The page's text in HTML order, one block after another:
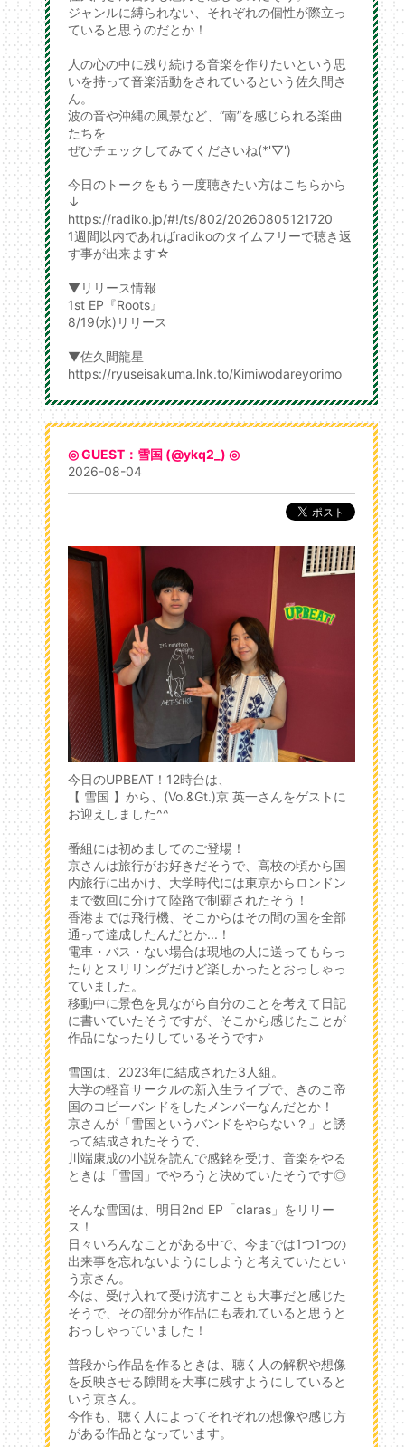
ジャンルに縛られない、それぞれの個性が際立っ
ていると思うのだとか！
人の心の中に残り続ける音楽を作りたいという思
いを持って音楽活動をされているという佐久間さ
ん。
波の音や沖縄の風景など、“南”を感じられる楽曲
たちを
ぜひチェックしてみてくださいね(*'▽')
今日のトークをもう一度聴きたい方はこちらから
↓
https://radiko.jp/#!/ts/802/20260805121720
1週間以内であればradikoのタイムフリーで聴き返
す事が出来ます☆
▼リリース情報
1st EP『Roots』
8/19(水)リリース
▼佐久間龍星
https://ryuseisakuma.lnk.to/Kimiwodareyorimo
◎ GUEST：雪国 (@ykq2_) ◎
2026-08-04
今日のUPBEAT！12時台は、
【 雪国 】から、(Vo.&Gt.)京 英一さんをゲストに
お迎えしました^^
番組には初めましてのご登場！
京さんは旅行がお好きだそうで、高校の頃から国
内旅行に出かけ、大学時代には東京からロンドン
まで数回に分けて陸路で制覇されたそう！
香港までは飛行機、そこからはその間の国を全部
通って達成したんだとか...！
電車・バス・ない場合は現地の人に送ってもらっ
たりとスリリングだけど楽しかったとおっしゃっ
ていました。
移動中に景色を見ながら自分のことを考えて日記
に書いていたそうですが、そこから感じたことが
作品になったりしているそうです♪
雪国は、2023年に結成された3人組。
大学の軽音サークルの新入生ライブで、きのこ帝
国のコピーバンドをしたメンバーなんだとか！
京さんが「雪国というバンドをやらない？」と誘
って結成されたそうで、
川端康成の小説を読んで感銘を受け、音楽をやる
ときは「雪国」でやろうと決めていたそうです◎
そんな雪国は、明日2nd EP「claras」をリリー
ス！
日々いろんなことがある中で、今までは1つ1つの
出来事を忘れないようにしようと考えていたとい
う京さん。
今は、受け入れて受け流すことも大事だと感じた
そうで、その部分が作品にも表れていると思うと
おっしゃっていました！
普段から作品を作るときは、聴く人の解釈や想像
を反映させる隙間を大事に残すようにしていると
いう京さん。
今作も、聴く人によってそれぞれの想像や感じ方
がある作品となっています。